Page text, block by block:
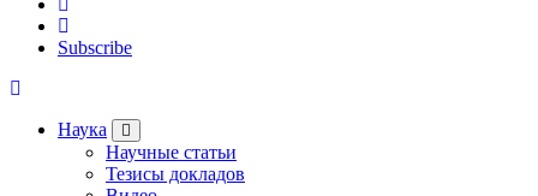
Subscribe
Наука
Научные статьи
Тезисы докладов